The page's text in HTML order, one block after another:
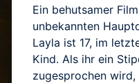
Ein behutsamer
unbekannten
Layla ist 17, im
Kind. Als ihr ein
zugesprochen